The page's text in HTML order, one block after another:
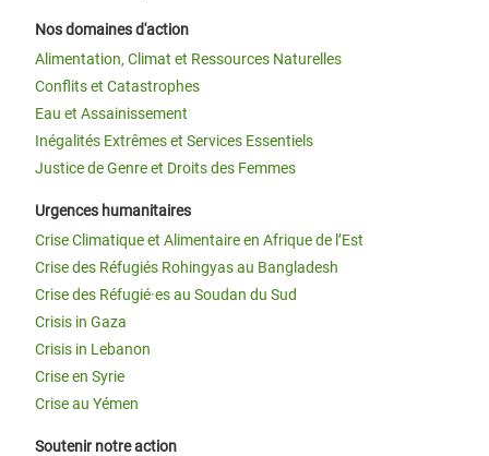
Nos domaines d'action
Alimentation, Climat et Ressources Naturelles
Conflits et Catastrophes
Eau et Assainissement
Inégalités Extrêmes et Services Essentiels
Justice de Genre et Droits des Femmes
Urgences humanitaires
Crise Climatique et Alimentaire en Afrique de l’Est
Crise des Réfugiés Rohingyas au Bangladesh
Crise des Réfugié·es au Soudan du Sud
Crisis in Gaza
Crisis in Lebanon
Crise en Syrie
Crise au Yémen
Soutenir notre action